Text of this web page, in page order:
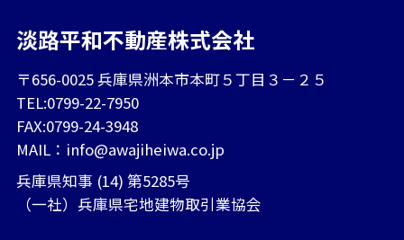
淡路平和不動産株式会社
〒656-0025 兵庫県洲本市本町５丁目３－２５
TEL:0799-22-7950
FAX:0799-24-3948
MAIL： info@awajiheiwa.co.jp
兵庫県知事 (14) 第5285号
（一社）兵庫県宅地建物取引業協会